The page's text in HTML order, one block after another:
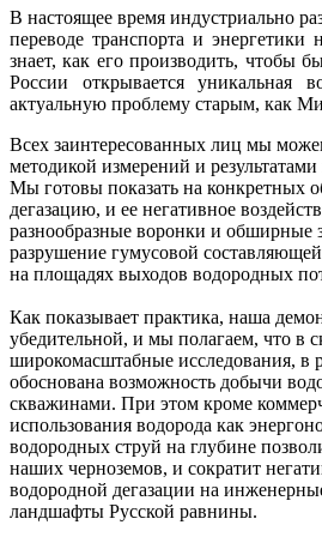
В настоящее время индустриально
переводе транспорта и
знает, как его производить, чтобы
России открывается уникальная
актуальную проблему старым, как
Всех заинтересованных лиц мы
методикой измерений и
Мы готовы показать на конкретных
дегазацию, и ее негативное
разнообразные воронки и обширные
разрушение гумусовой составляющей
на площадях выходов водородных
Как показывает практика, наша
убедительной, и мы полагаем, что в
широкомасштабные исследования, в
обоснована возможность добычи
скважинами. При этом кроме
использования водорода как
водородных струй на глубине
наших черноземов, и сократит
водородной дегазации на
ландшафты Русской равнины.